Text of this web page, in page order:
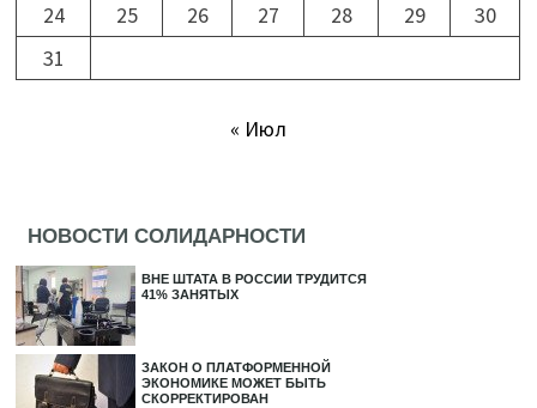
24
25 26 27 28 29
30
31
« Июл
НОВОСТИ СОЛИДАРНОСТИ
ВНЕ ШТАТА В РОССИИ ТРУДИТСЯ
41% ЗАНЯТЫХ
ЗАКОН О ПЛАТФОРМЕННОЙ
ЭКОНОМИКЕ МОЖЕТ БЫТЬ
СКОРРЕКТИРОВАН